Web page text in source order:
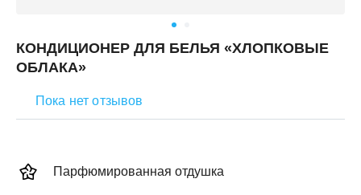
КОНДИЦИОНЕР ДЛЯ БЕЛЬЯ «ХЛОПКОВЫЕ
ОБЛАКА»
Пока нет отзывов
Парфюмированная отдушка